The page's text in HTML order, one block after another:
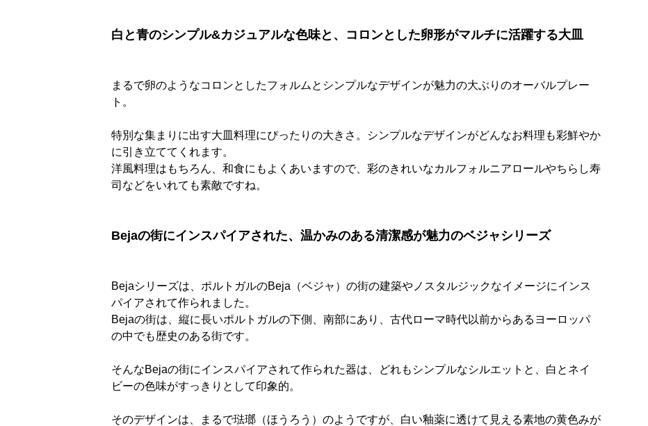
白と青のシンプル&カジュアルな色味と、コロンとした卵形がマルチに活躍する大皿
まるで卵のようなコロンとしたフォルムとシンプルなデザインが魅力の大ぶりのオーバルプレー
ト。
特別な集まりに出す大皿料理にぴったりの大きさ。シンプルなデザインがどんなお料理も彩鮮やか
に引き立ててくれます。
洋風料理はもちろん、和食にもよくあいますので、彩のきれいなカルフォルニアロールやちらし寿
司などをいれても素敵ですね。
Bejaの街にインスパイアされた、温かみのある清潔感が魅力のベジャシリーズ
Bejaシリーズは、ポルトガルのBeja（ベジャ）の街の建築やノスタルジックなイメージにインス
パイアされて作られました。
Bejaの街は、縦に長いポルトガルの下側、南部にあり、古代ローマ時代以前からあるヨーロッパ
の中でも歴史のある街です。
そんなBejaの街にインスパイアされて作られた器は、どれもシンプルなシルエットと、白とネイ
ビーの色味がすっきりとして印象的。
そのデザインは、まるで琺瑯（ほうろう）のようですが、白い釉薬に透けて見える素地の黄色みが